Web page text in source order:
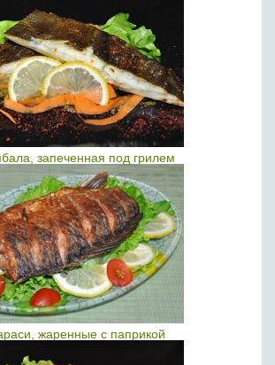
запеченная под грилем
жаренные с паприкой